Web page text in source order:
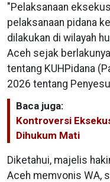
"Pelaksanaan
pelaksanaan pidana
dilakukan di wilayah
Aceh sejak
tentang KUHPidana
2026 tentang
Baca juga:
Kontroversi
Dihukum Mati
Diketahui, majelis
Aceh memvonis WA,